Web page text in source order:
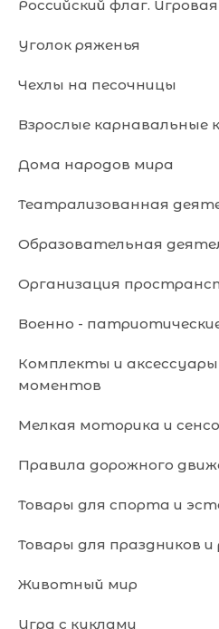
Российский флаг.
Уголок ряженья
Чехлы на песочницы
Взрослые карнавальные
Дома народов мира
Театрализованная
Образовательная
Организация
Военно -
Комплекты и
моментов
Мелкая моторика и
Правила дорожного
Товары для спорта и
Товары для праздников и
Животный мир
Игра с куклами